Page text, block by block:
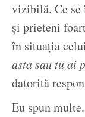
vizibilă. Ce se
și prieteni
în situația
asta sau tu ai
datorită
Eu spun